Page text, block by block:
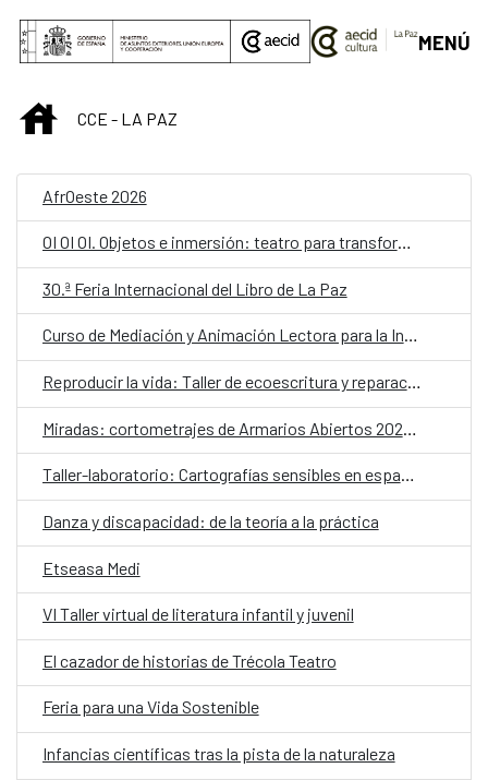
Saltar al contenido principal
MENÚ
INICIOCCE - LA PAZ
AfrOeste 2026
OI OI OI. Objetos e inmersión: teatro para transformar la escuela
30.ª Feria Internacional del Libro de La Paz
Curso de Mediación y Animación Lectora para la Infancia – Lectores sin Frontera
Reproducir la vida: Taller de ecoescritura y reparación
Taller-laboratorio: Cartografías sensibles en espacios públicos
Danza y discapacidad: de la teoría a la práctica
Etseasa Medi
VI Taller virtual de literatura infantil y juvenil
El cazador de historias de Trécola Teatro
Feria para una Vida Sostenible
Infancias científicas tras la pista de la naturaleza